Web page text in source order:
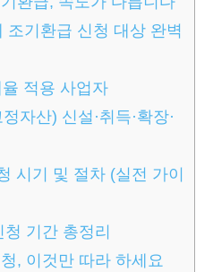
조기환급 신청 대상 완벽
적용 사업자
자산) 신설·취득·확장·
시기 및 절차 (실전 가이
기간 총정리
, 이것만 따라 하세요